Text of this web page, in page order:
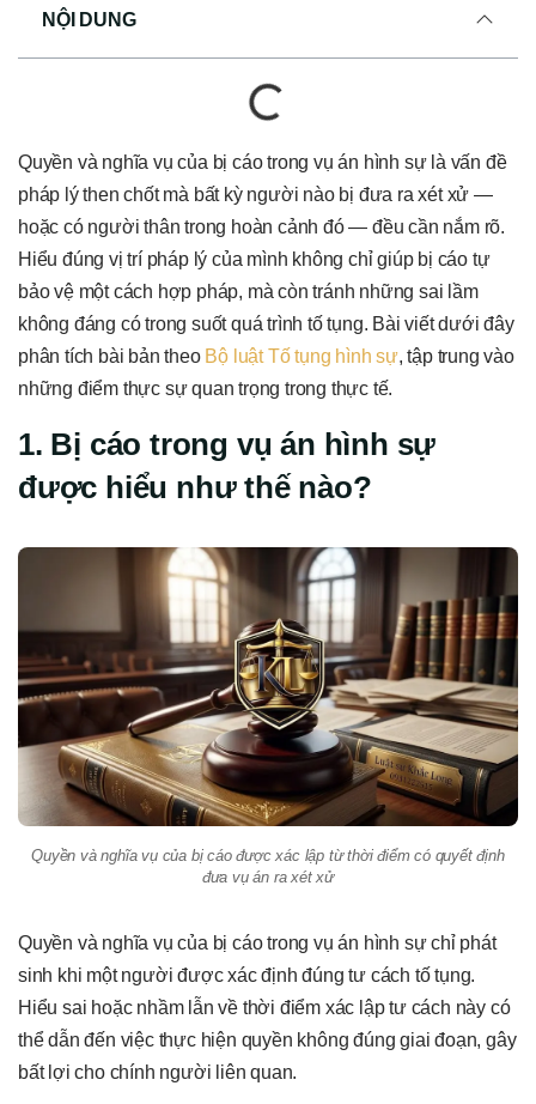
NỘI DUNG
Quyền và nghĩa vụ của bị cáo trong vụ án hình sự là vấn đề
pháp lý then chốt mà bất kỳ người nào bị đưa ra xét xử —
hoặc có người thân trong hoàn cảnh đó — đều cần nắm rõ.
Hiểu đúng vị trí pháp lý của mình không chỉ giúp bị cáo tự
bảo vệ một cách hợp pháp, mà còn tránh những sai lầm
không đáng có trong suốt quá trình tố tụng. Bài viết dưới đây
phân tích bài bản theo Bộ luật Tố tụng hình sự, tập trung vào
những điểm thực sự quan trọng trong thực tế.
1. Bị cáo trong vụ án hình sự
được hiểu như thế nào?
Quyền và nghĩa vụ của bị cáo được xác lập từ thời điểm có quyết định
đưa vụ án ra xét xử
Quyền và nghĩa vụ của bị cáo trong vụ án hình sự chỉ phát
sinh khi một người được xác định đúng tư cách tố tụng.
Hiểu sai hoặc nhầm lẫn về thời điểm xác lập tư cách này có
thể dẫn đến việc thực hiện quyền không đúng giai đoạn, gây
bất lợi cho chính người liên quan.